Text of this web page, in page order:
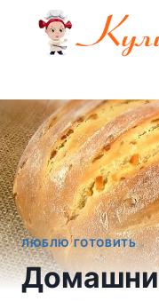
Перейти
содержимому
ЛЮБЛЮ ГОТОВИТЬ